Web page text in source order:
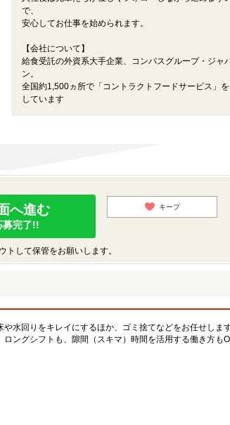
で、
安心してお仕事を始められます。
【会社について】
給食受託の外資系大手企業、コンパスグループ・ジャ
ン。
全国約1,500ヵ所で「コントラクトフードサービス」
しています
へ進む
募完了!!
キープ
して保管をお願いします。
水回りをキレイにするほか、ゴミ捨てなどをお任せしま
ングシフトも、隙間（スキマ）時間を活用する働き方も